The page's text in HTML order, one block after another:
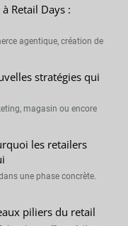
Retail Days :
agentique, création de
stratégies qui
magasin ou encore
les retailers
une phase concrète.
piliers du retail